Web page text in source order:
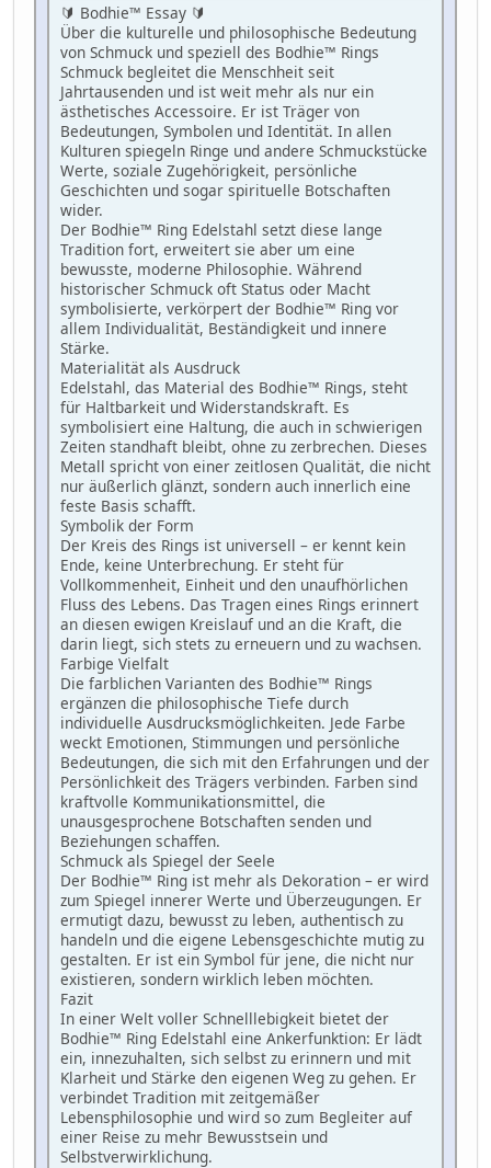
🔰 Bodhie™ Essay 🔰
Über die kulturelle und philosophische Bedeutung
von Schmuck und speziell des Bodhie™ Rings
Schmuck begleitet die Menschheit seit
Jahrtausenden und ist weit mehr als nur ein
ästhetisches Accessoire. Er ist Träger von
Bedeutungen, Symbolen und Identität. In allen
Kulturen spiegeln Ringe und andere Schmuckstücke
Werte, soziale Zugehörigkeit, persönliche
Geschichten und sogar spirituelle Botschaften
wider.
Der Bodhie™ Ring Edelstahl setzt diese lange
Tradition fort, erweitert sie aber um eine
bewusste, moderne Philosophie. Während
historischer Schmuck oft Status oder Macht
symbolisierte, verkörpert der Bodhie™ Ring vor
allem Individualität, Beständigkeit und innere
Stärke.
Materialität als Ausdruck
Edelstahl, das Material des Bodhie™ Rings, steht
für Haltbarkeit und Widerstandskraft. Es
symbolisiert eine Haltung, die auch in schwierigen
Zeiten standhaft bleibt, ohne zu zerbrechen. Dieses
Metall spricht von einer zeitlosen Qualität, die nicht
nur äußerlich glänzt, sondern auch innerlich eine
feste Basis schafft.
Symbolik der Form
Der Kreis des Rings ist universell – er kennt kein
Ende, keine Unterbrechung. Er steht für
Vollkommenheit, Einheit und den unaufhörlichen
Fluss des Lebens. Das Tragen eines Rings erinnert
an diesen ewigen Kreislauf und an die Kraft, die
darin liegt, sich stets zu erneuern und zu wachsen.
Farbige Vielfalt
Die farblichen Varianten des Bodhie™ Rings
ergänzen die philosophische Tiefe durch
individuelle Ausdrucksmöglichkeiten. Jede Farbe
weckt Emotionen, Stimmungen und persönliche
Bedeutungen, die sich mit den Erfahrungen und der
Persönlichkeit des Trägers verbinden. Farben sind
kraftvolle Kommunikationsmittel, die
unausgesprochene Botschaften senden und
Beziehungen schaffen.
Schmuck als Spiegel der Seele
Der Bodhie™ Ring ist mehr als Dekoration – er wird
zum Spiegel innerer Werte und Überzeugungen. Er
ermutigt dazu, bewusst zu leben, authentisch zu
handeln und die eigene Lebensgeschichte mutig zu
gestalten. Er ist ein Symbol für jene, die nicht nur
existieren, sondern wirklich leben möchten.
Fazit
In einer Welt voller Schnelllebigkeit bietet der
Bodhie™ Ring Edelstahl eine Ankerfunktion: Er lädt
ein, innezuhalten, sich selbst zu erinnern und mit
Klarheit und Stärke den eigenen Weg zu gehen. Er
verbindet Tradition mit zeitgemäßer
Lebensphilosophie und wird so zum Begleiter auf
einer Reise zu mehr Bewusstsein und
Selbstverwirklichung.